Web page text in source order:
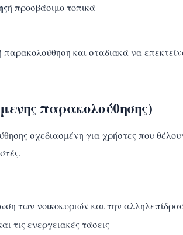
ή προσβάσιμο τοπικά
παρακολούθηση και σταδιακά να
παρακολούθησης)
σχεδιασμένη για χρήστες που
των νοικοκυριών και την
τις ενεργειακές τάσεις